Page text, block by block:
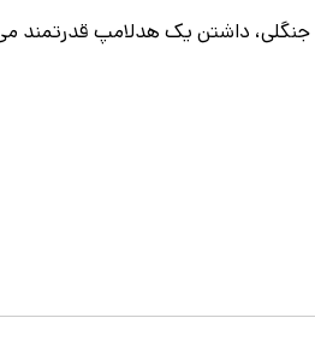
داشتن یک هدلامپ قدرتمند